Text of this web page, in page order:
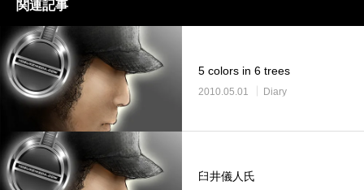
関連記事
5 colors in 6 trees
2010.05.01 Diary
臼井儀人氏